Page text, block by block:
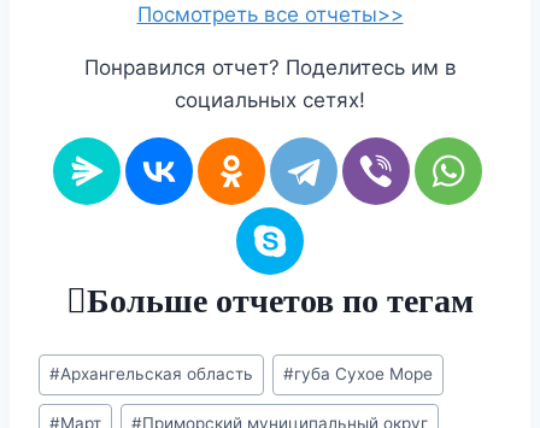
Посмотреть все отчеты>>
Понравился отчет? Поделитесь им в
социальных сетях!
Больше отчетов по тегам
Метки
записи:
#Архангельская область #губа Сухое Море
#Март #Приморский муниципальный округ